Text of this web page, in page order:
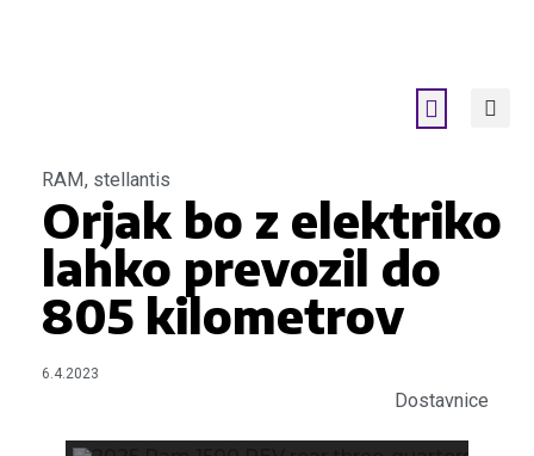
RAM, stellantis
Orjak bo z elektriko
lahko prevozil do
805 kilometrov
6.4.2023
Dostavnice